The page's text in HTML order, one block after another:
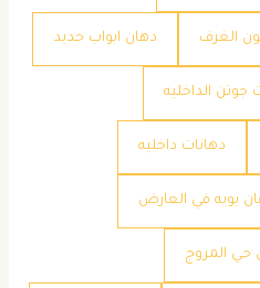
الغرف دهان ابواب حديد
جوتن الداخليه
دهانات داخليه
بويه في العارض
حي المروج